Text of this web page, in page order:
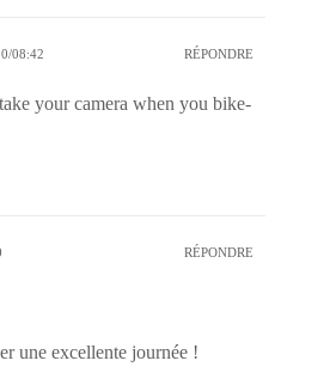
08:42 RÉPONDRE
your camera when you bike-
RÉPONDRE
une excellente journée !